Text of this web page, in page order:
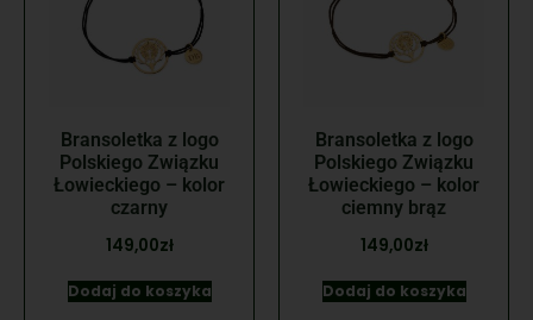
Bransoletka z logo
Polskiego Związku
Łowieckiego – kolor
czarny
149,00zł
Dodaj do koszyka
Bransoletka z logo
Polskiego Związku
Łowieckiego – kolor
ciemny brąz
149,00zł
Dodaj do koszyka